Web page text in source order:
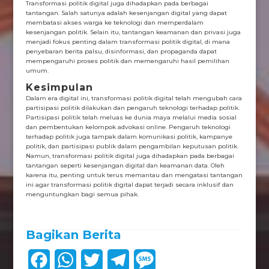
Transformasi politik digital juga dihadapkan pada berbagai
tantangan. Salah satunya adalah kesenjangan digital yang dapat
membatasi akses warga ke teknologi dan memperdalam
kesenjangan politik. Selain itu, tantangan keamanan dan privasi juga
menjadi fokus penting dalam transformasi politik digital, di mana
penyebaran berita palsu, disinformasi, dan propaganda dapat
mempengaruhi proses politik dan memengaruhi hasil pemilihan
umum.
Kesimpulan
Dalam era digital ini, transformasi politik digital telah mengubah cara
partisipasi politik dilakukan dan pengaruh teknologi terhadap politik.
Partisipasi politik telah meluas ke dunia maya melalui media sosial
dan pembentukan kelompok advokasi online. Pengaruh teknologi
terhadap politik juga tampak dalam komunikasi politik, kampanye
politik, dan partisipasi publik dalam pengambilan keputusan politik.
Namun, transformasi politik digital juga dihadapkan pada berbagai
tantangan seperti kesenjangan digital dan keamanan data. Oleh
karena itu, penting untuk terus memantau dan mengatasi tantangan
ini agar transformasi politik digital dapat terjadi secara inklusif dan
menguntungkan bagi semua pihak.
Bagikan Berita
W